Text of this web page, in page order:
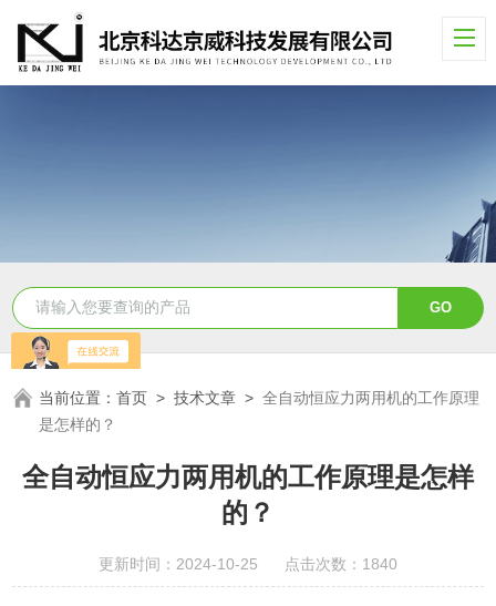
当前位置：首页 >技术文章 >全自动恒应力两用机的工作原理
是怎样的？
全自动恒应力两用机的工作原理是怎样
的？
更新时间：2024-10-25 点击次数：1840